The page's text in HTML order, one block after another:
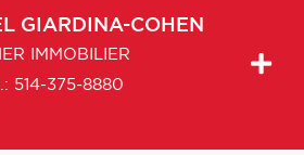
GIARDINA-COHEN
IMMOBILIER
514-375-8880